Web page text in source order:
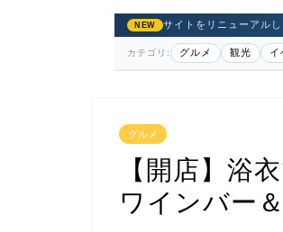
NEW サイトをリニューアル
カテゴリ: グルメ 観光 イ
グルメ
【開店】浴
ワインバー